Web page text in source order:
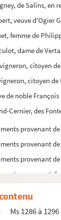
de Salins, en
veuve d'Ogier
femme de
dame de
citoyen
citoyen de
de noble
Cernier, des
provenant
provenant
provenant
provenant
Ms 1286 à 1296